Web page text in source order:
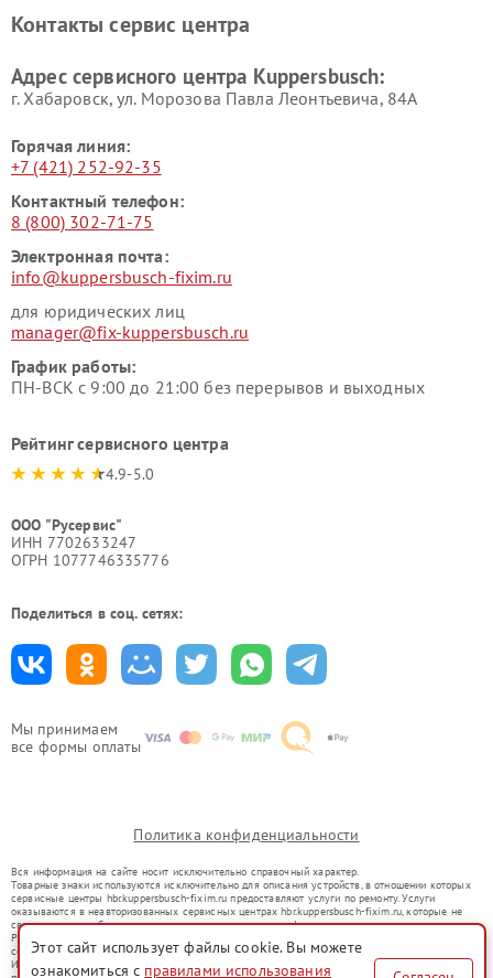
Мы принимаем
все формы оплаты
Kuppersbusch
вакуумных упаковщиков
Ремонт сушильных машин Kuppersbusch
Контакты сервис центра
Адрес сервисного центра Kuppersbusch:
г. Хабаровск, ул. Морозова Павла Леонтьевича, 84А
Горячая линия:
+7 (421) 252-92-35
Контактный телефон:
8 (800) 302-71-75
Электронная почта:
info@kuppersbusch-fixim.ru
для юридических лиц
manager@fix-kuppersbusch.ru
График работы:
ПН-ВСК с 9:00 до 21:00 без перерывов и выходных
Рейтинг сервисного центра
4.9-5.0
ООО "Русервис"
ИНН 7702633247
ОГРН 1077746335776
Поделиться в соц. сетях:
Политика конфиденциальности
Вся информация на сайте носит исключительно справочный характер.
Товарные знаки используются исключительно для описания устройств, в отношении которых
сервисные центры hbr.kuppersbusch-fixim.ru предоставляют услуги по ремонту. Услуги
оказываются в неавторизованных сервисных центрах hbr.kuppersbusch-fixim.ru, которые не
связаны с правообладателями товарных знаков или их официальными представителями.
Ремонт осуществляется для устройств, уже введенных в гражданский оборот в соответствии
со статьей 1487 ГК РФ.
Использование товарных знаков не преследует цели индивидуализации услуг или введения
Этот сайт использует файлы cookie. Вы можете
ознакомиться с правилами использования